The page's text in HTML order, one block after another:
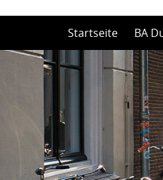
naar
Startseite BA